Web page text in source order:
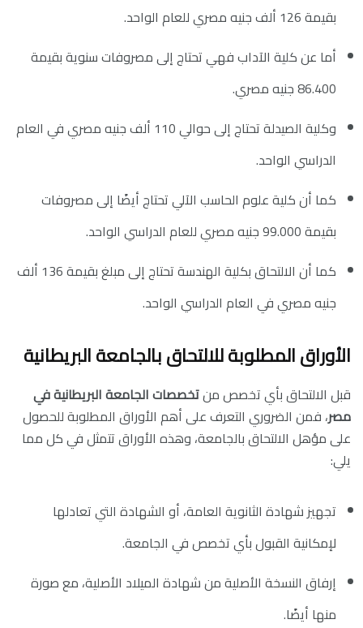
بقيمة 126 ألف جنيه مصري للعام الواحد.
أما عن كلية الآداب فهي تحتاج إلى مصروفات سنوية بقيمة
86.400 جنيه مصري.
وكلية الصيدلة تحتاج إلى حوالي 110 ألف جنيه مصري في العام
الدراسي الواحد.
كما أن كلية علوم الحاسب الآلي تحتاج أيضًا إلى مصروفات
بقيمة 99.000 جنيه مصري للعام الدراسي الواحد.
كما أن الالتحاق بكلية الهندسة تحتاج إلى مبلغ بقيمة 136 ألف
جنيه مصري في العام الدراسي الواحد.
الأوراق المطلوبة للالتحاق بالجامعة البريطانية
قبل الالتحاق بأي تخصص منتخصصاتالجامعة البريطانية في
مصر، فمن الضروري التعرف على أهم الأوراق المطلوبة للحصول
على مؤهل الالتحاق بالجامعة، وهذه الأوراق تتمثل في كل مما
يلي:
تجهيز شهادة الثانوية العامة، أو الشهادة التي تعادلها
لإمكانية القبول بأي تخصص في الجامعة.
إرفاق النسخة الأصلية من شهادة الميلاد الأصلية، مع صورة
منها أيضًا.